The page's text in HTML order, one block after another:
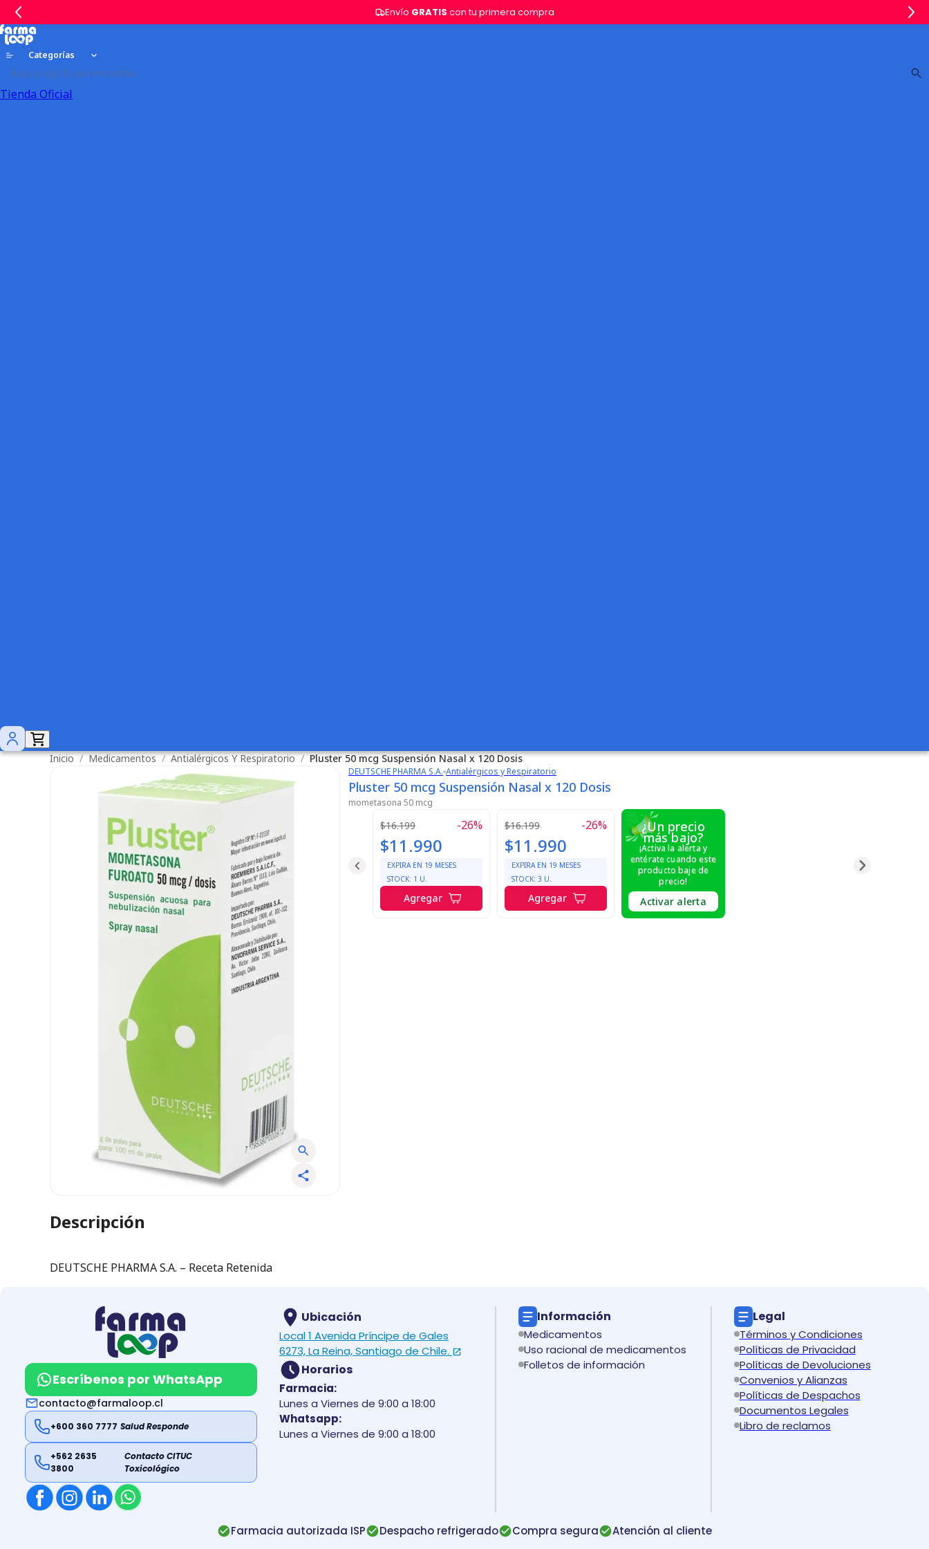
Envío GRATIS con tu primera compra
Categorías
Tienda Oficial
Inicio / Medicamentos / Antialérgicos Y Respiratorio / Pluster 50 mcg Suspensión Nasal x 120 Dosis
DEUTSCHE PHARMA S.A. Antialérgicos y Respiratorio
Pluster 50 mcg Suspensión Nasal x 120 Dosis
mometasona 50 mcg
$16.199 -26%
$11.990
EXPIRA EN 19 MESES
STOCK: 1 U.
Agregar
$16.199 -26%
$11.990
EXPIRA EN 19 MESES
STOCK: 3 U.
Agregar
¿Un precio
más bajo?
¡Activa la alerta y
entérate cuando este
producto baje de
precio!
Activar alerta
Descripción
DEUTSCHE PHARMA S.A. – Receta Retenida
Escríbenos por WhatsApp
contacto@farmaloop.cl
+600 360 7777 Salud Responde
+562 2635
3800
Contacto CITUC
Toxicológico
Ubicación
Local 1 Avenida Príncipe de Gales
6273, La Reina, Santiago de Chile.
Horarios
Farmacia:
Lunes a Viernes de 9:00 a 18:00
Whatsapp:
Lunes a Viernes de 9:00 a 18:00
Información
Medicamentos
Uso racional de medicamentos
Folletos de información
Legal
Términos y Condiciones
Políticas de Privacidad
Políticas de Devoluciones
Convenios y Alianzas
Políticas de Despachos
Documentos Legales
Libro de reclamos
Farmacia autorizada ISP Despacho refrigerado Compra segura Atención al cliente